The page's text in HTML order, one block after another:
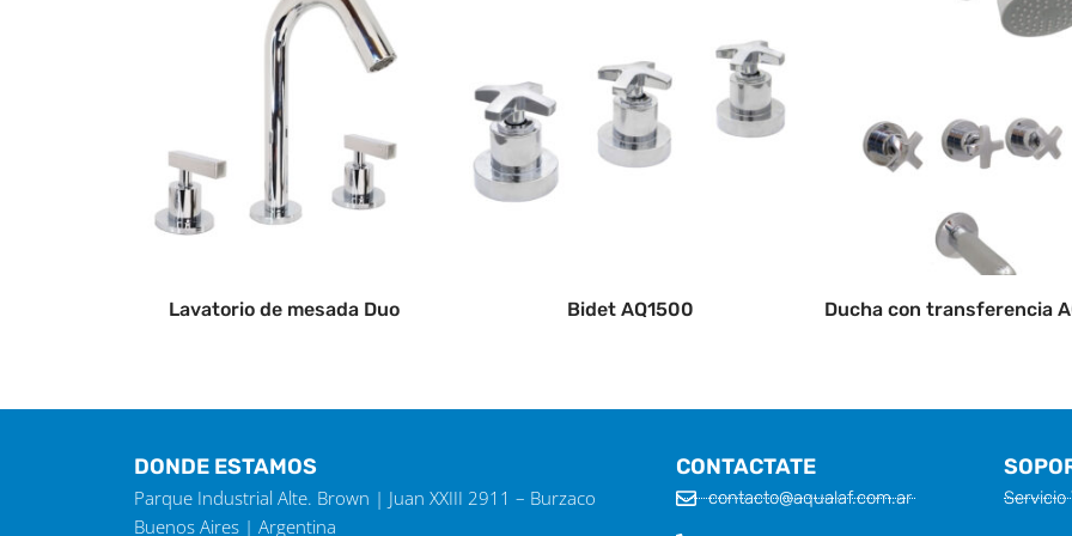
Lavatorio de mesada Duo Bidet AQ1500 Ducha con transferencia
DONDE ESTAMOS
Parque Industrial Alte. Brown | Juan XXIII 2911 – Burzaco
Buenos Aires | Argentina
CONTACTATE
contacto@aqualaf.com.ar Servicio